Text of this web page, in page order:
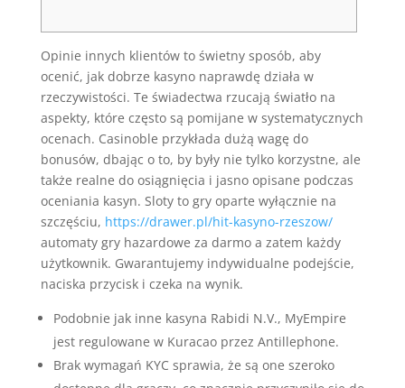
Opinie innych klientów to świetny sposób, aby
ocenić, jak dobrze kasyno naprawdę działa w
rzeczywistości. Te świadectwa rzucają światło na
aspekty, które często są pomijane w systematycznych
ocenach. Casinoble przykłada dużą wagę do
bonusów, dbając o to, by były nie tylko korzystne, ale
także realne do osiągnięcia i jasno opisane podczas
oceniania kasyn. Sloty to gry oparte wyłącznie na
szczęściu, https://drawer.pl/hit-kasyno-rzeszow/
automaty gry hazardowe za darmo a zatem każdy
użytkownik. Gwarantujemy indywidualne podejście,
naciska przycisk i czeka na wynik.
Podobnie jak inne kasyna Rabidi N.V., MyEmpire
jest regulowane w Kuracao przez Antillephone.
Brak wymagań KYC sprawia, że są one szeroko